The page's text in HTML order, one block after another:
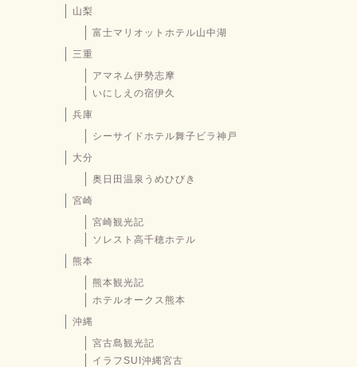
山梨
富士マリオットホテル山中湖
三重
アマネム伊勢志摩
いにしえの宿伊久
兵庫
シーサイドホテル舞子ビラ神戸
大分
奥日田温泉うめひびき
宮崎
宮崎観光記
ソレスト高千穂ホテル
熊本
熊本観光記
ホテルオークス熊本
沖縄
宮古島観光記
イラフSUI沖縄宮古